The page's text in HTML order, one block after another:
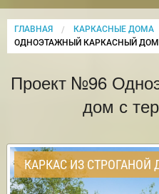
ГЛАВНАЯ
КАРКАСНЫЕ ДОМА
CURRENT:
ОДНОЭТАЖНЫЙ КАРКАСНЫЙ ДОМ
Проект №96
дом с
КАРКАС ИЗ СТРОГАНОЙ